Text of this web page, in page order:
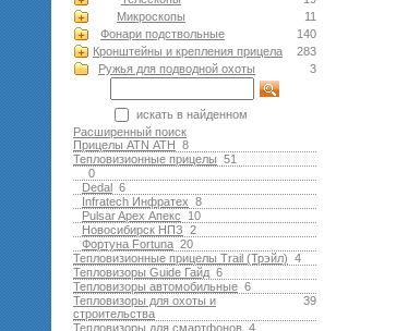
11
Микроскопы
140
Фонари подствольные
283
Кронштейны и крепления прицела
3
Ружья для подводной оxоты
искать в найденном
Расширенный поиск
8
Прицелы ATN АТН
51
Тепловизионные прицелы
0
6
Dedal
8
Infratech Инфратех
10
Pulsar Apex Апекс
2
Новосибирск НПЗ
20
Фортуна Fortuna
4
Тепловизионные прицелы Trail (Трэйл)
6
Тепловизоры Guide Гайд
6
Тепловизоры автомобильные
39
Тепловизоры для охоты и
строительства
4
Тепловизоры для смартфонов